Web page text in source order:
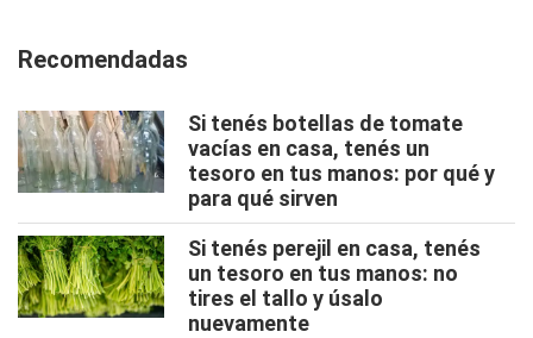
Recomendadas
Si tenés botellas de tomate
vacías en casa, tenés un
tesoro en tus manos: por qué y
para qué sirven
Si tenés perejil en casa, tenés
un tesoro en tus manos: no
tires el tallo y úsalo
nuevamente